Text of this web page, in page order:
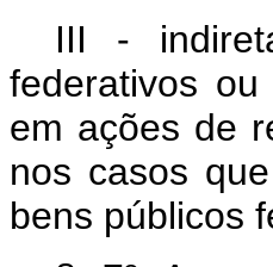
III -
federativos
em ações de
nos casos
bens públicos